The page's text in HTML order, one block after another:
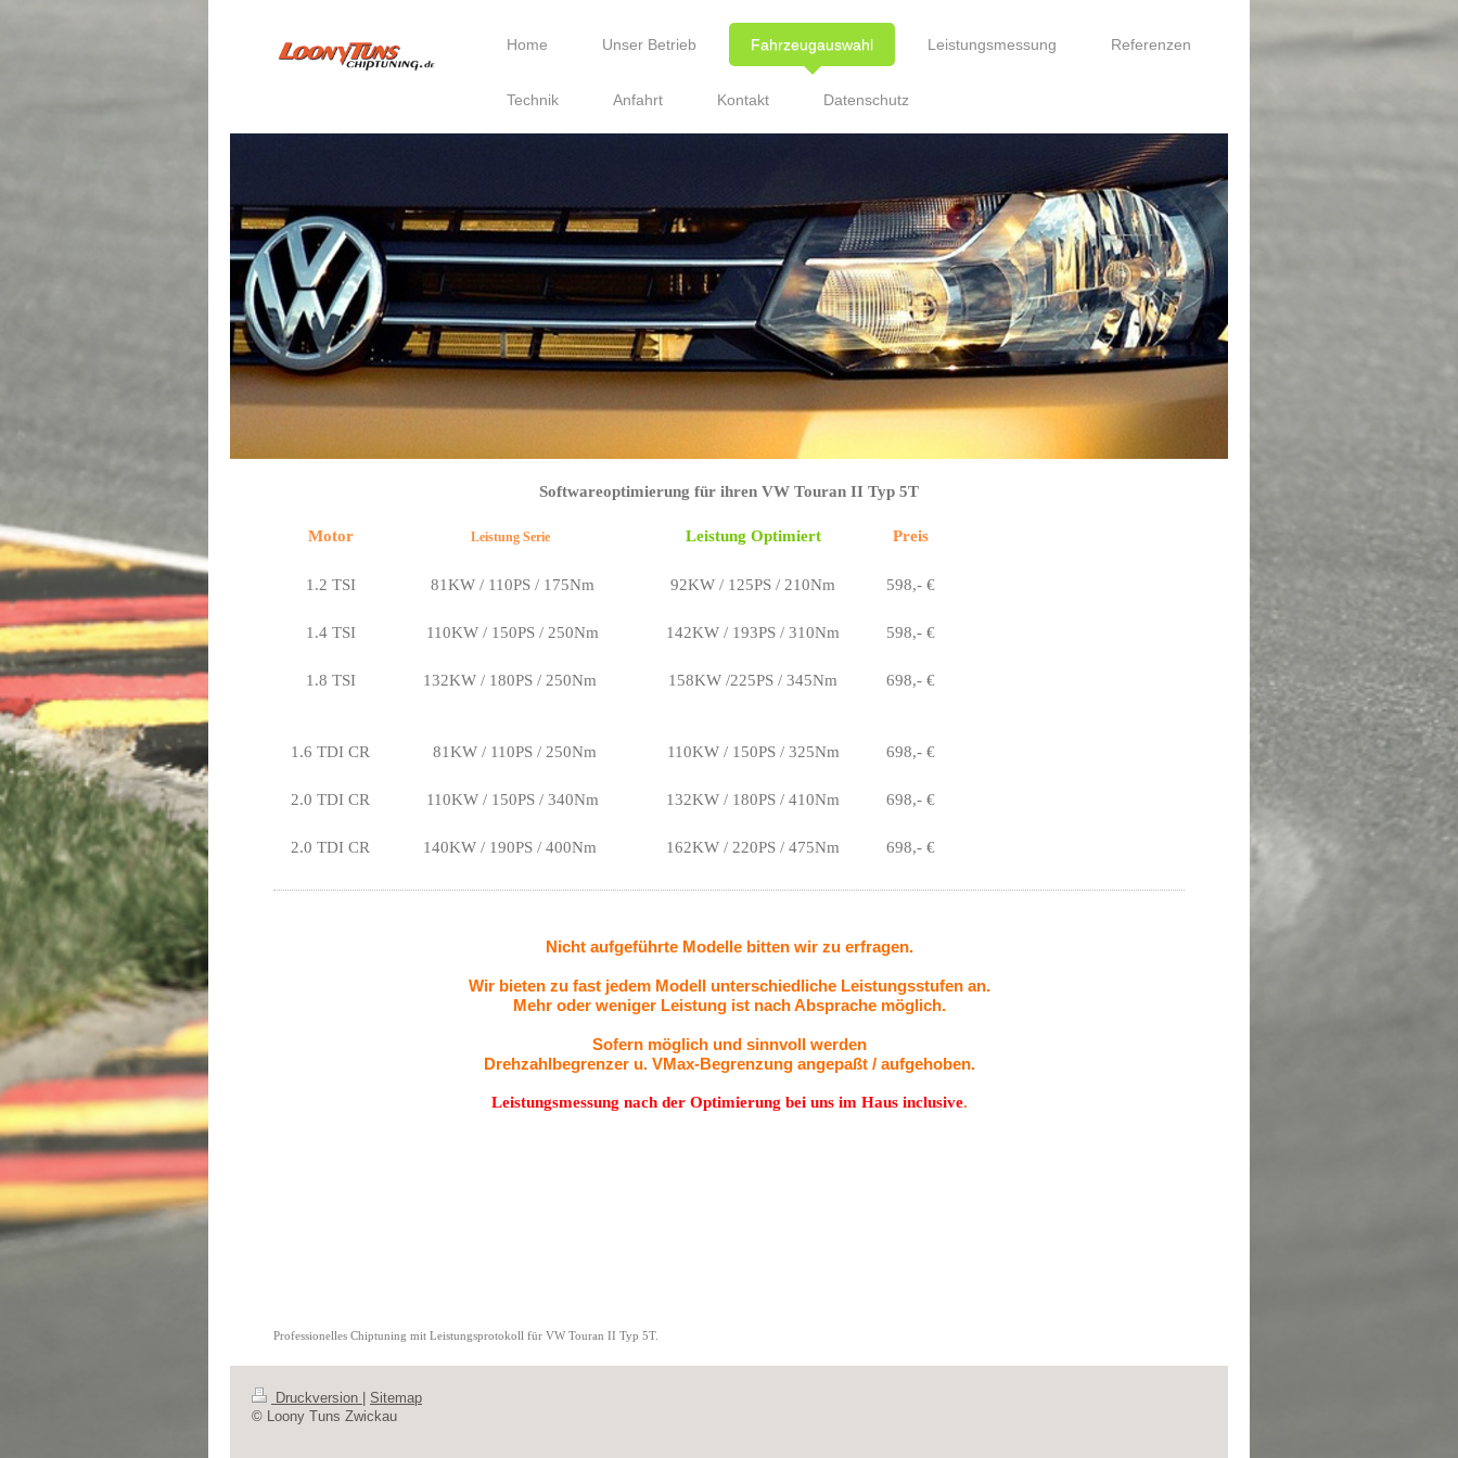
Home Unser Betrieb Fahrzeugauswahl Leistungsmessung Referenzen
Technik Anfahrt Kontakt Datenschutz
Softwareoptimierung für ihren VW Touran II Typ 5T
Motor Leistung Serie Leistung Optimiert Preis
1.2 TSI 81KW / 110PS / 175Nm 92KW / 125PS / 210Nm 598,- €
1.4 TSI 110KW / 150PS / 250Nm 142KW / 193PS / 310Nm 598,- €
1.8 TSI 132KW / 180PS / 250Nm 158KW /225PS / 345Nm 698,- €
1.6 TDI CR 81KW / 110PS / 250Nm 110KW / 150PS / 325Nm 698,- €
2.0 TDI CR 110KW / 150PS / 340Nm 132KW / 180PS / 410Nm 698,- €
2.0 TDI CR 140KW / 190PS / 400Nm 162KW / 220PS / 475Nm 698,- €
Nicht aufgeführte Modelle bitten wir zu erfragen.
Wir bieten zu fast jedem Modell unterschiedliche Leistungsstufen an.
Mehr oder weniger Leistung ist nach Absprache möglich.
Sofern möglich und sinnvoll werden
Drehzahlbegrenzer u. VMax-Begrenzung angepaßt / aufgehoben.
Leistungsmessung nach der Optimierung bei uns im Haus inclusive.
Professionelles Chiptuning mit Leistungsprotokoll für VW Touran II Typ 5T.
Druckversion
Sitemap
© Loony Tuns Zwickau